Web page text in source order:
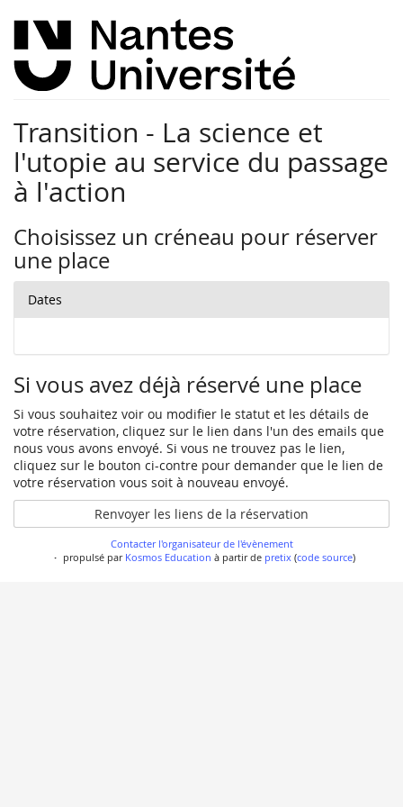
Transition - La science et
l'utopie au service du passage
à l'action
Choisissez un créneau pour réserver
une place
Dates
Si vous avez déjà réservé une place
Si vous souhaitez voir ou modifier le statut et les détails de
votre réservation, cliquez sur le lien dans l'un des emails que
nous vous avons envoyé. Si vous ne trouvez pas le lien,
cliquez sur le bouton ci-contre pour demander que le lien de
votre réservation vous soit à nouveau envoyé.
Renvoyer les liens de la réservation
Contacter l'organisateur de l'évènement
propulsé par Kosmos Education à partir de pretix(code source)